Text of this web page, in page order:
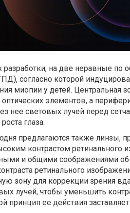
на две неравные по
согласно которой
миопии у детей. Центральная
элементов, а
нее световых лучей перед
глаза.
предлагаются также линзы,
контрастом ретинального
и общими соображениями
ретинального
зону для коррекции зрения
лучей, чтобы уменьшить
принцип ее действия